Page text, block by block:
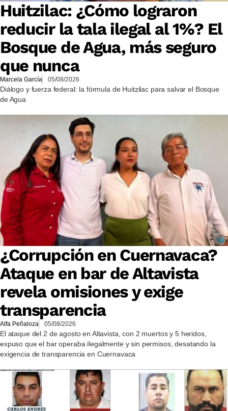
Huitzilac: ¿Cómo lograron
reducir la tala ilegal al 1%? El
Bosque de Agua, más seguro
que nunca
Marcela García 05/08/2026
Diálogo y fuerza federal: la fórmula de Huitzilac para salvar el Bosque
de Agua
¿Corrupción en Cuernavaca?
Ataque en bar de Altavista
revela omisiones y exige
transparencia
Alfa Peñaloza 05/08/2026
El ataque del 2 de agosto en Altavista, con 2 muertos y 5 heridos,
expuso que el bar operaba ilegalmente y sin permisos, desatando la
exigencia de transparencia en Cuernavaca